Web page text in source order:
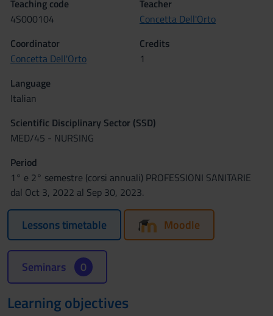
Teaching code
4S000104
Teacher
Concetta Dell'Orto
Coordinator
Concetta Dell'Orto
Credits
1
Language
Italian
Scientific Disciplinary Sector (SSD)
MED/45 - NURSING
Period
1° e 2° semestre (corsi annuali) PROFESSIONI SANITARIE
dal Oct 3, 2022 al Sep 30, 2023.
Lessons timetable Moodle
Seminars 0
Learning objectives